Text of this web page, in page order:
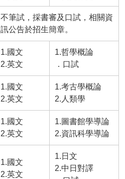
不筆試，採書審及口試，相關資
訊公告於招生簡章。
1.國文
2.英文
1.哲學概論
．口試
1.國文
2.英文
1.考古學概論
2.人類學
1.國文
2.英文
1.圖書館學導論
2.資訊科學導論
1.國文
2.英文
1.日文
2.中日對譯